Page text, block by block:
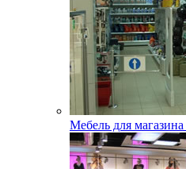
Мебель для магазина